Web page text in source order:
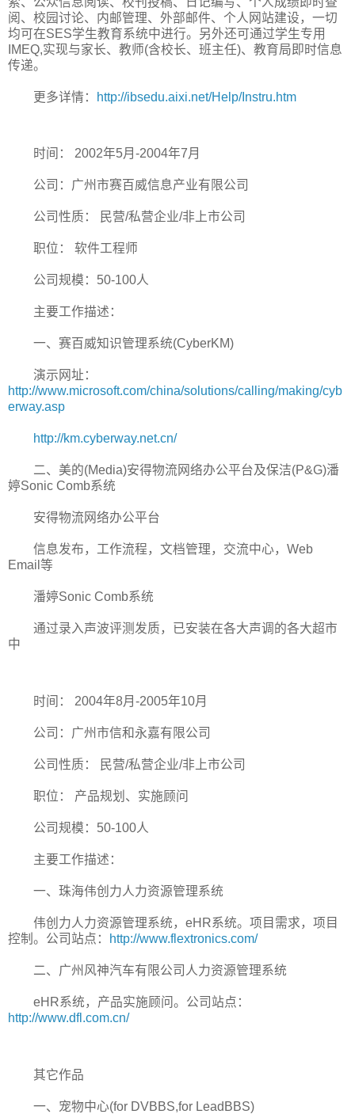
阅、校园讨论、内邮管理、外部邮件、个人网站建设，一切
均可在SES学生教育系统中进行。另外还可通过学生专用
IMEQ,实现与家长、教师(含校长、班主任)、教育局即时信息
传递。
更多详情： http://ibsedu.aixi.net/Help/Instru.htm
时间： 2002年5月-2004年7月
公司：广州市赛百威信息产业有限公司
公司性质： 民营/私营企业/非上市公司
职位： 软件工程师
公司规模：50-100人
主要工作描述：
一、赛百威知识管理系统(CyberKM)
演示网址：
http://www.microsoft.com/china/solutions/calling/making/cyb
erway.asp
http://km.cyberway.net.cn/
二、美的(Media)安得物流网络办公平台及保洁(P&G)潘
婷Sonic Comb系统
安得物流网络办公平台
信息发布，工作流程，文档管理，交流中心，Web
Email等
潘婷Sonic Comb系统
通过录入声波评测发质，已安装在各大声调的各大超市
中
时间： 2004年8月-2005年10月
公司：广州市信和永嘉有限公司
公司性质： 民营/私营企业/非上市公司
职位： 产品规划、实施顾问
公司规模：50-100人
主要工作描述：
一、珠海伟创力人力资源管理系统
伟创力人力资源管理系统，eHR系统。项目需求，项目
控制。公司站点：
http://www.flextronics.com/
二、广州风神汽车有限公司人力资源管理系统
eHR系统，产品实施顾问。公司站点：
http://www.dfl.com.cn/
其它作品
一、宠物中心(for DVBBS,for LeadBBS)